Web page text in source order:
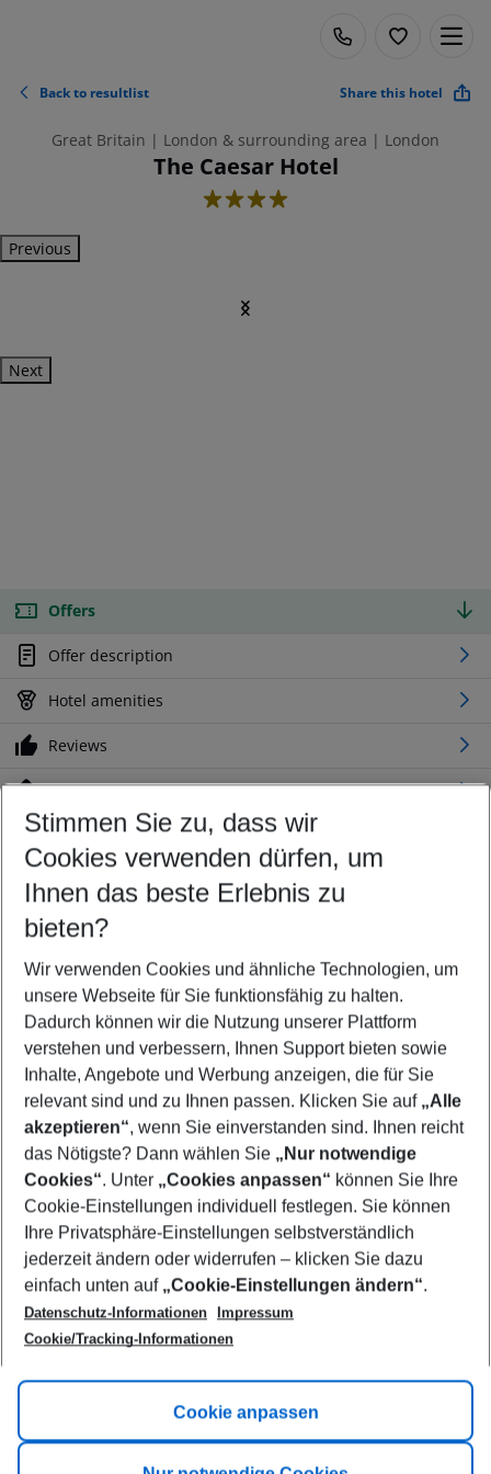
Back to resultlist Share this hotel
Great Britain | London & surrounding area | London
The Caesar Hotel
4
Previous
Next
Offers
Offer description
Hotel amenities
Reviews
Location
Customize your offer
Find the perfect deal which suits your best
Your departure airport
Any airport
Select your date range
11/08/26–09/08/27 5-8 nights
Who will travel
2 adults No children
Show more filter
Footer
Footer navigation
Title A
Link A
Stimmen Sie zu, dass wir
Cookies verwenden dürfen, um
Ihnen das beste Erlebnis zu
bieten?
Wir verwenden Cookies und ähnliche Technologien, um
unsere Webseite für Sie funktionsfähig zu halten.
Dadurch können wir die Nutzung unserer Plattform
verstehen und verbessern, Ihnen Support bieten sowie
Inhalte, Angebote und Werbung anzeigen, die für Sie
relevant sind und zu Ihnen passen. Klicken Sie auf „Alle
akzeptieren“, wenn Sie einverstanden sind. Ihnen reicht
das Nötigste? Dann wählen Sie „Nur notwendige
Cookies“. Unter „Cookies anpassen“ können Sie Ihre
Cookie-Einstellungen individuell festlegen. Sie können
Ihre Privatsphäre-Einstellungen selbstverständlich
jederzeit ändern oder widerrufen – klicken Sie dazu
einfach unten auf „Cookie-Einstellungen ändern“.
Datenschutz-Informationen
Impressum
Cookie/Tracking-Informationen
Cookie anpassen